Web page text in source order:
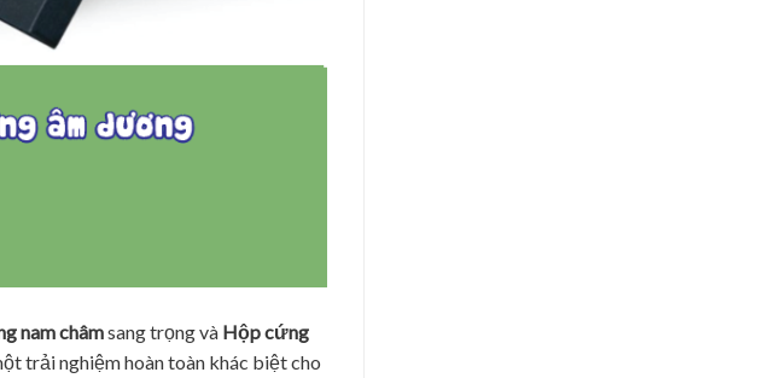
nam châmsang trọng và Hộp cứng
trải nghiệm hoàn toàn khác biệt cho